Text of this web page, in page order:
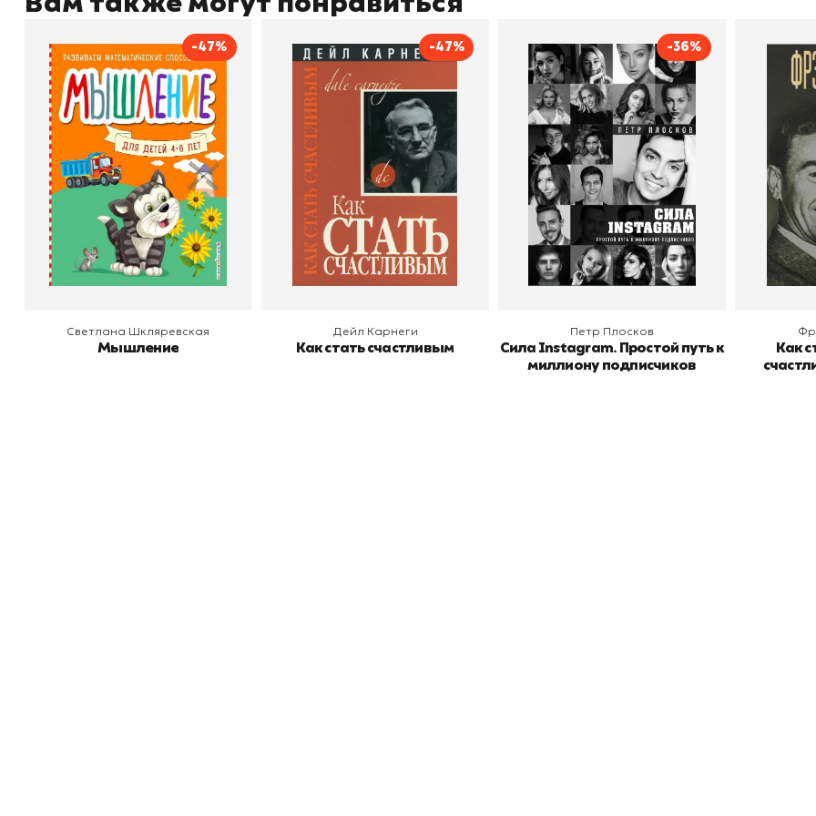
-47%
Мышление
Автор
Светлана Шкляревская
Издательство
Эксмодетство
В корзину
Светлана Шкляревская
Мышление
-47%
Как стать счастливым
Автор
Дейл Карнеги
Издательство
Попурри, Минск
В корзину
Дейл Карнеги
Как стать счастливым
-36%
Сила Instagram. Простой
путь к миллиону
подписчиков
Автор
Петр Плосков
Издательство
Бомбора
В корзину
Петр Плосков
Сила Instagram. Простой путь к
миллиону подписчиков
Как
В
Как